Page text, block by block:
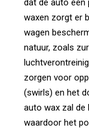
dat de auto een
waxen zorgt er
wagen
natuur, zoals
zorgen voor
(swirls) en het
auto wax zal de
waardoor het